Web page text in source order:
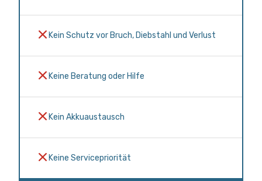
Kein Schutz vor Bruch, Diebstahl und Verlust
Keine Beratung oder Hilfe
Kein Akkuaustausch
Keine Servicepriorität